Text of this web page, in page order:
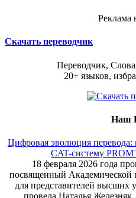
Реклама
Скачать переводчик
Переводчик,
20+ языков,
Наш
Цифровая эволюция перевода:
CAT-систему
18 февраля 2026 года
посвященный Академической
для представителей высших
провела Наталья